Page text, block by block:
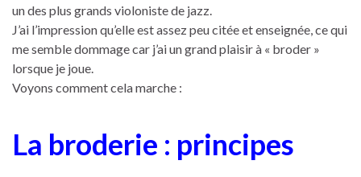
un des plus grands violoniste de jazz.
J’ai l’impression qu’elle est assez peu citée et enseignée, ce qui
me semble dommage car j’ai un grand plaisir à « broder »
lorsque je joue.
Voyons comment cela marche :
La broderie : principes